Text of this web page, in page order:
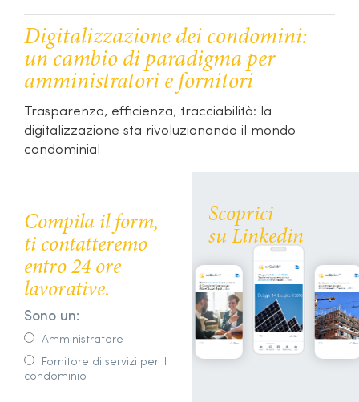
Digitalizzazione dei condomini:
un cambio di paradigma per
amministratori e fornitori
Trasparenza, efficienza, tracciabilità: la
digitalizzazione sta rivoluzionando il mondo
condominial
Compila il form,
ti contatteremo
entro 24 ore
lavorative.
Sono un:
Amministratore
Fornitore di servizi per il
condominio
Scoprici
su Linkedin